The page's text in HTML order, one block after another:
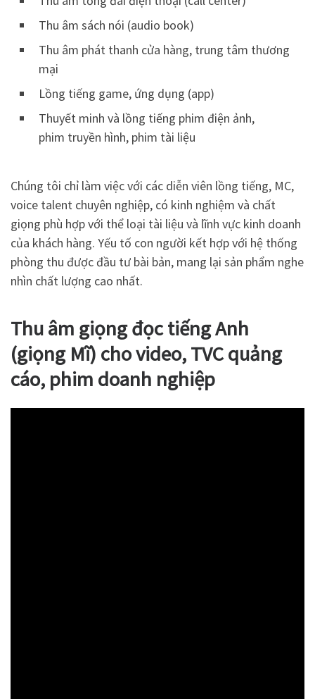
Thu âm sách nói (audio book)
Thu âm phát thanh cửa hàng, trung tâm thương
mại
Lồng tiếng game, ứng dụng (app)
Thuyết minh và lồng tiếng phim điện ảnh,
phim truyền hình, phim tài liệu
Chúng tôi chỉ làm việc với các diễn viên lồng tiếng, MC,
voice talent chuyên nghiệp, có kinh nghiệm và chất
giọng phù hợp với thể loại tài liệu và lĩnh vực kinh doanh
của khách hàng. Yếu tố con người kết hợp với hệ thống
phòng thu được đầu tư bài bản, mang lại sản phẩm nghe
nhìn chất lượng cao nhất.
Thu âm giọng đọc tiếng Anh
(giọng Mĩ) cho video, TVC quảng
cáo, phim doanh nghiệp